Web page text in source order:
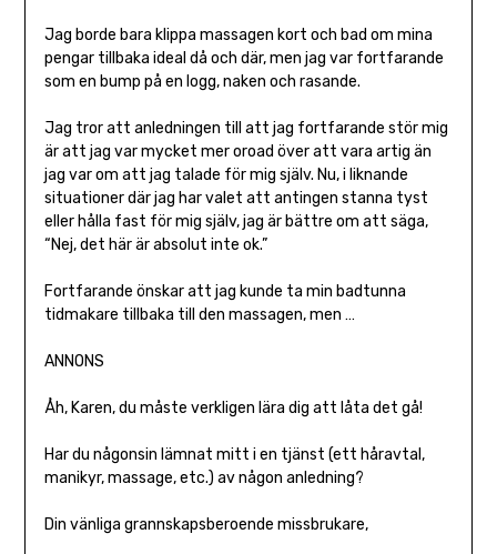
Jag borde bara klippa massagen kort och bad om mina
pengar tillbaka ideal då och där, men jag var fortfarande
som en bump på en logg, naken och rasande.
Jag tror att anledningen till att jag fortfarande stör mig
är att jag var mycket mer oroad över att vara artig än
jag var om att jag talade för mig själv. Nu, i liknande
situationer där jag har valet att antingen stanna tyst
eller hålla fast för mig själv, jag är bättre om att säga,
“Nej, det här är absolut inte ok.”
Fortfarande önskar att jag kunde ta min badtunna
tidmakare tillbaka till den massagen, men …
ANNONS
Åh, Karen, du måste verkligen lära dig att låta det gå!
Har du någonsin lämnat mitt i en tjänst (ett håravtal,
manikyr, massage, etc.) av någon anledning?
Din vänliga grannskapsberoende missbrukare,